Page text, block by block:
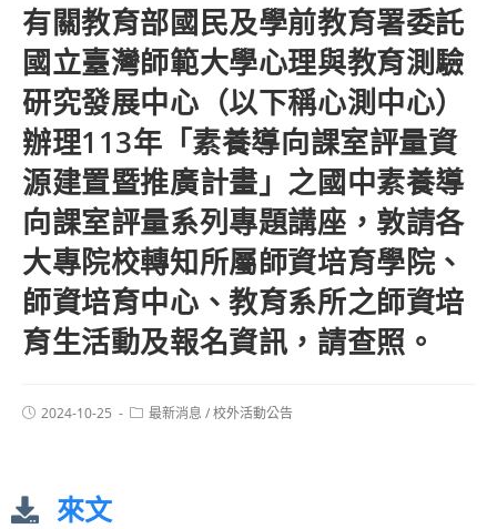
有關教育部國民及學前教育署委託
國立臺灣師範大學心理與教育測驗
研究發展中心（以下稱心測中心）
辦理113年「素養導向課室評量資
源建置暨推廣計畫」之國中素養導
向課室評量系列專題講座，敦請各
大專院校轉知所屬師資培育學院、
師資培育中心、教育系所之師資培
育生活動及報名資訊，請查照。
2024-10-25 最新消息 /校外活動公告
來文